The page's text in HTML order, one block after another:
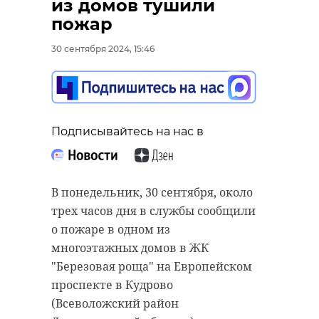
из домов тушили
пожар
30 сентября 2024, 15:46
Подписывайтесь на нас в
В понедельник, 30 сентября, около
трех часов дня в службы сообщили
о пожаре в одном из
многоэтажных домов в ЖК
"Березовая роща" на Европейском
проспекте в Кудрово
(Всеволожский район
В Ленобласти с 1 октября
ондатру, водяную полевку и
службе регионального комитета
по животному миру.
В этом сезоне охотникам
разрешили добыть 219 бобров. По
состоянию на 30 сентября, норма
добычи в северной части Лужского
Новороссии с Россией дети из
прифронтовых территорий ДНР
поделились своими
впечатлениями о пребывании в
Ленинградской области с вице-
губернатором по внутренней
политике Анной Данилюк. В